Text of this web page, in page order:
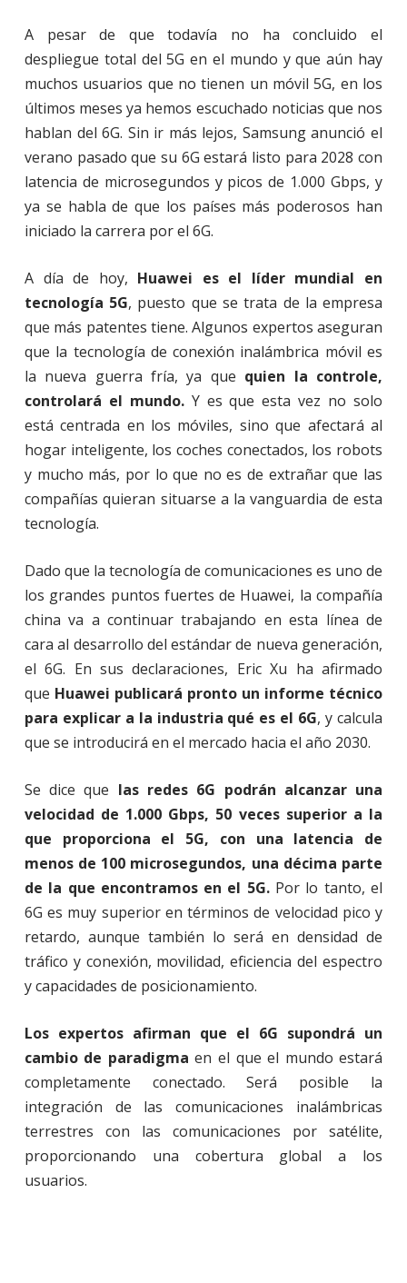
A pesar de que todavía no ha concluido el
despliegue total del 5G en el mundo y que aún hay
muchos usuarios que no tienen un móvil 5G, en los
últimos meses ya hemos escuchado noticias que nos
hablan del 6G. Sin ir más lejos, Samsung anunció el
verano pasado que su 6G estará listo para 2028 con
latencia de microsegundos y picos de 1.000 Gbps, y
ya se habla de que los países más poderosos han
iniciado la carrera por el 6G.
A día de hoy, Huawei es el líder mundial en
tecnología 5G, puesto que se trata de la empresa
que más patentes tiene. Algunos expertos aseguran
que la tecnología de conexión inalámbrica móvil es
la nueva guerra fría, ya que quien la controle,
controlará el mundo.Y es que esta vez no solo
está centrada en los móviles, sino que afectará al
hogar inteligente, los coches conectados, los robots
y mucho más, por lo que no es de extrañar que las
compañías quieran situarse a la vanguardia de esta
tecnología.
Dado que la tecnología de comunicaciones es uno de
los grandes puntos fuertes de Huawei, la compañía
china va a continuar trabajando en esta línea de
cara al desarrollo del estándar de nueva generación,
el 6G. En sus declaraciones, Eric Xu ha afirmado
que Huawei publicará pronto un informe técnico
para explicar a la industria qué es el 6G, y calcula
que se introducirá en el mercado hacia el año 2030.
Se dice que las redes 6G podrán alcanzar una
velocidad de 1.000 Gbps, 50 veces superior a la
que proporciona el 5G, con una latencia de
menos de 100 microsegundos, una décima parte
de la que encontramos en el 5G.Por lo tanto, el
6G es muy superior en términos de velocidad pico y
retardo, aunque también lo será en densidad de
tráfico y conexión, movilidad, eficiencia del espectro
y capacidades de posicionamiento.
Los expertos afirman que el 6G supondrá un
cambio de paradigma en el que el mundo estará
completamente conectado. Será posible la
integración de las comunicaciones inalámbricas
terrestres con las comunicaciones por satélite,
proporcionando una cobertura global a los
usuarios.